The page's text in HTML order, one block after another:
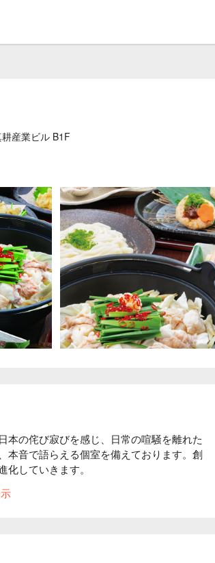
産業ビル B1F
本の侘び寂びを感じ、日常の喧騒を離れた
本音で語らえる個室を備えております。創
していきます。
様へ対するおもてなしの心と、たくさんの
「わん」の由来は「椀」から来ていま